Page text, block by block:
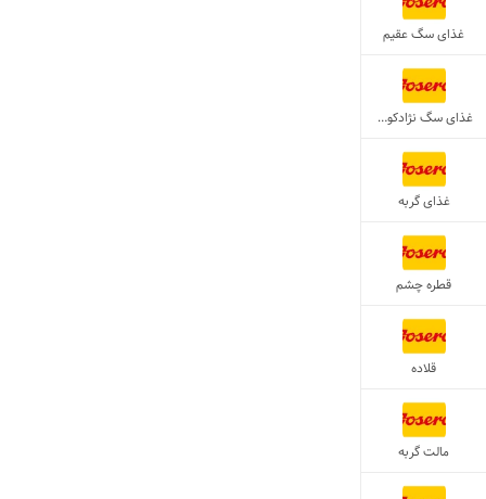
غذای سگ عقیم
غذای سگ نژادکوچیک
غذای گربه
قطره چشم
قلاده
مالت گربه